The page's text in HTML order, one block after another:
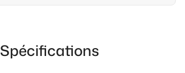
Spécifications